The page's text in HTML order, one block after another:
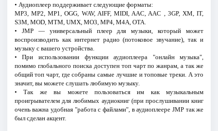
• Аудиоплеер поддерживает следующие форматы:
MP3, MP2, MP1, OGG, WAV, AIFF, MIDI, AAC, AAC , 3GP, XM, IT,
S3M, MOD, MTM, UMX, MO3, MP4, M4A, OTA.
• JMP — универсальный плеер для музыки, который может
воспроизводить как интернет радио (потоковое звучание), так и
музыку с вашего устройства.
• При использовании функции аудиоплеера "онлайн музыка",
помимо глобального поиска доступен топ чарт по жанрам, а так же
общий топ чарт, где собраны самые лучшие и топовые треки. А это
значит, вы можете слушать любимую музыку.
• Так же вы можете пользоваться им как музыкальным
проигрывателем для любимых аудиокниг (при прослушивании книг
очень важна удобная "работа с файлами", в аудиоплеере JMP так же
был сделан акцент.